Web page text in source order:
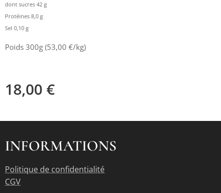
dont sucres 42 g
Protéines 8,0 g
Sel 0,10 g
Poids 300g (53,00 €/kg)
18,00 €
INFORMATIONS
Politique de confidentialité
CGV